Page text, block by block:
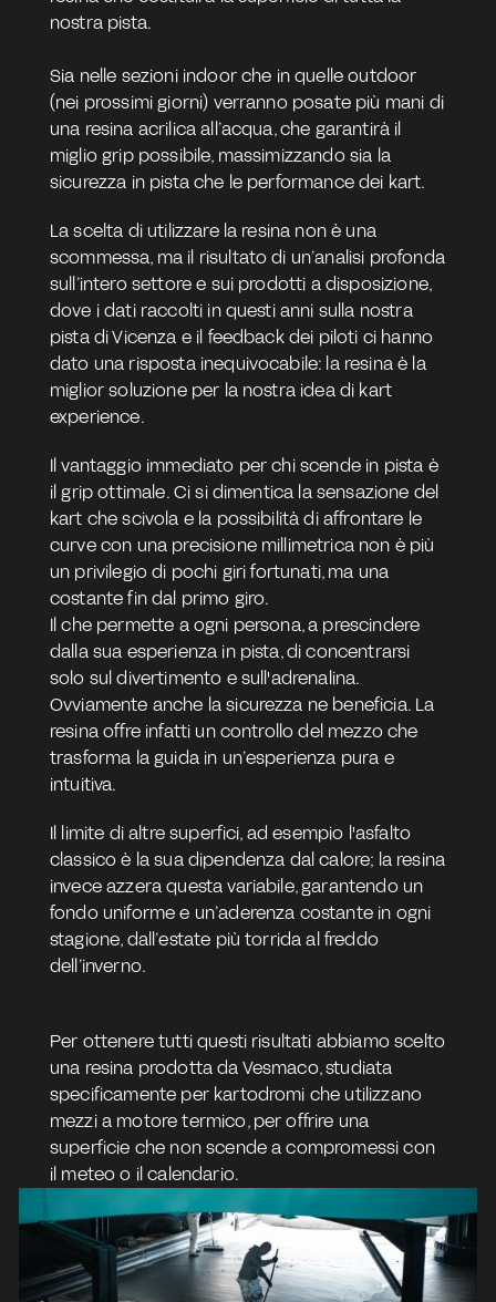
nostra pista.
Sia nelle sezioni indoor che in quelle outdoor
(nei prossimi giorni) verranno posate più mani di
una resina acrilica all’acqua, che garantirà il
miglio grip possibile, massimizzando sia la
sicurezza in pista che le performance dei kart.
La scelta di utilizzare la resina non è una
scommessa, ma il risultato di un’analisi profonda
sull’intero settore e sui prodotti a disposizione,
dove i dati raccolti in questi anni sulla nostra
pista di Vicenza e il feedback dei piloti ci hanno
dato una risposta inequivocabile: la resina è la
miglior soluzione per la nostra idea di kart
experience.
Il vantaggio immediato per chi scende in pista è
il grip ottimale. Ci si dimentica la sensazione del
kart che scivola e la possibilità di affrontare le
curve con una precisione millimetrica non è più
un privilegio di pochi giri fortunati, ma una
costante fin dal primo giro.
Il che permette a ogni persona, a prescindere
dalla sua esperienza in pista, di concentrarsi
solo sul divertimento e sull'adrenalina.
Ovviamente anche la sicurezza ne beneficia. La
resina offre infatti un controllo del mezzo che
trasforma la guida in un’esperienza pura e
intuitiva.
Il limite di altre superfici, ad esempio l'asfalto
classico è la sua dipendenza dal calore; la resina
invece azzera questa variabile, garantendo un
fondo uniforme e un’aderenza costante in ogni
stagione, dall’estate più torrida al freddo
dell’inverno.
Per ottenere tutti questi risultati abbiamo scelto
una resina prodotta da Vesmaco, studiata
specificamente per kartodromi che utilizzano
mezzi a motore termico, per offrire una
superficie che non scende a compromessi con
il meteo o il calendario.